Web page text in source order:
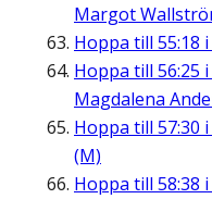
Margot
Hoppa till 55:18
Hoppa till 56:25
Magdalena
Hoppa till 57:30
(M)
Hoppa till 58:38